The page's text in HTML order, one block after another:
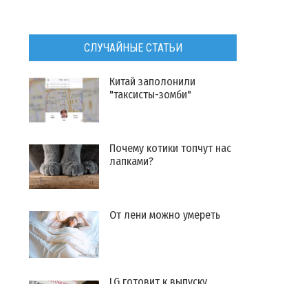
СЛУЧАЙНЫЕ СТАТЬИ
Китай заполонили
"таксисты-зомби"
Почему котики топчут нас
лапками?
От лени можно умереть